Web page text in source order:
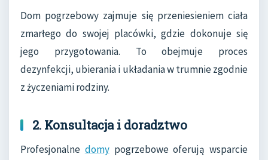
Dom pogrzebowy zajmuje się przeniesieniem ciała
zmarłego do swojej placówki, gdzie dokonuje się
jego przygotowania. To obejmuje proces
dezynfekcji, ubierania i układania w trumnie zgodnie
z życzeniami rodziny.
2. Konsultacja i doradztwo
Profesjonalne domypogrzebowe oferują wsparcie